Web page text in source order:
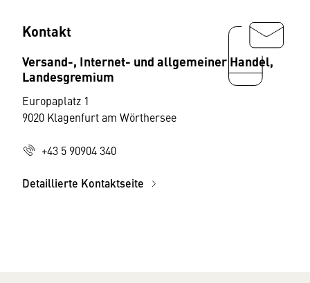
Kontakt
Versand-, Internet- und allgemeiner Handel,
Landesgremium
Europaplatz 1
9020 Klagenfurt am Wörthersee
+43 5 90904 340
Detaillierte Kontaktseite